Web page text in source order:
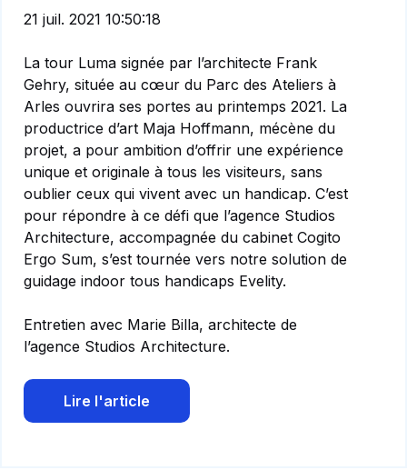
21 juil. 2021 10:50:18
La tour Luma signée par l’architecte Frank
Gehry, située au cœur du Parc des Ateliers à
Arles ouvrira ses portes au printemps 2021. La
productrice d’art Maja Hoffmann, mécène du
projet, a pour ambition d’offrir une expérience
unique et originale à tous les visiteurs, sans
oublier ceux qui vivent avec un handicap. C’est
pour répondre à ce défi que l’agence Studios
Architecture, accompagnée du cabinet Cogito
Ergo Sum, s’est tournée vers notre solution de
guidage indoor tous handicaps Evelity.
Entretien avec Marie Billa, architecte de
l’agence Studios Architecture.
Lire l'article